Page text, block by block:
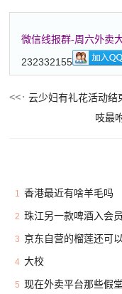
微信线报群-周六外卖
232332155
云少妇有礼花活动结
吱最
1 香港最近有啥羊毛吗
2 珠江另一款啤酒入会
3 京东自营的榴莲还可以
4 大校
5 现在外卖平台那些假